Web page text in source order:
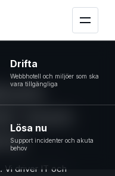
som
Vi driver IT och
Drifta
Webbhotell och miljöer som ska
vara tillgängliga
Lösa nu
Support incidenter och akuta
behov